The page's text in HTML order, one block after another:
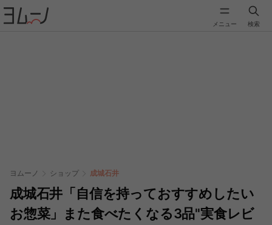
メニュー 検索
ヨムーノ ショップ 成城石井
成城石井「自信を持っておすすめしたい
お惣菜」また食べたくなる3品"実食レビ